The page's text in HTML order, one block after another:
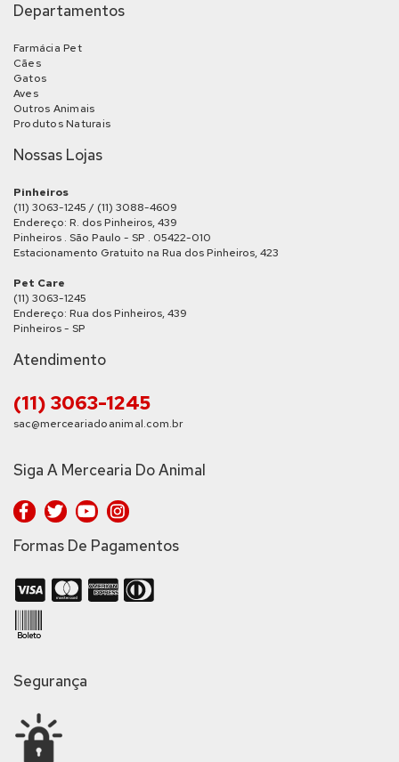
Departamentos
Farmácia Pet
Cães
Gatos
Aves
Outros Animais
Produtos Naturais
Nossas Lojas
Pinheiros
(11) 3063-1245 / (11) 3088-4609
Endereço: R. dos Pinheiros, 439
Pinheiros . São Paulo - SP . 05422-010
Estacionamento Gratuito na Rua dos Pinheiros, 423
Pet Care
(11) 3063-1245
Endereço: Rua dos Pinheiros, 439
Pinheiros - SP
Atendimento
(11) 3063-1245
sac@merceariadoanimal.com.br
Siga A Mercearia Do Animal
Formas De Pagamentos
Segurança